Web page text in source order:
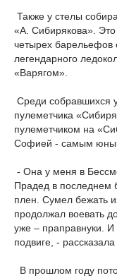
Также у стелы
«А. Сибирякова».
четырех барельефов
легендарного
«Варягом».
Среди собравшихся
пулеметчика
пулеметчиком на
Софией - самым
- Она у меня в
Прадед в последнем
плен. Сумел бежать
продолжал воевать
уже – праправнуки.
подвиге, -
В прошлом году